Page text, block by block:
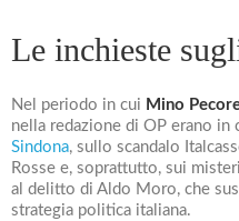
Le inchieste
Nel periodo in cui Mino
nella redazione di OP erano in
Sindona, sullo scandalo
Rosse e, soprattutto, sui
al delitto di Aldo Moro, che
strategia politica italiana.